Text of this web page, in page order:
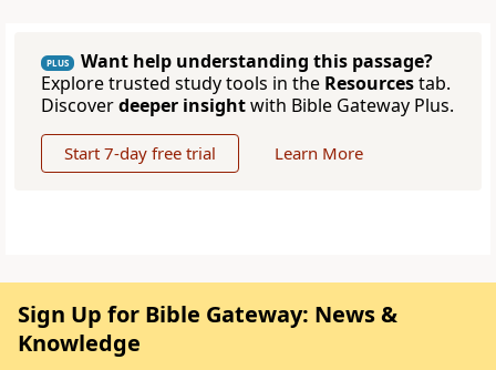
PLUS
Want help understanding this passage?
Explore trusted study tools in the Resourcestab.
Discoverdeeper insightwith Bible Gateway Plus.
Start 7-day free trial Learn More
Sign Up for Bible Gateway: News &
Knowledge